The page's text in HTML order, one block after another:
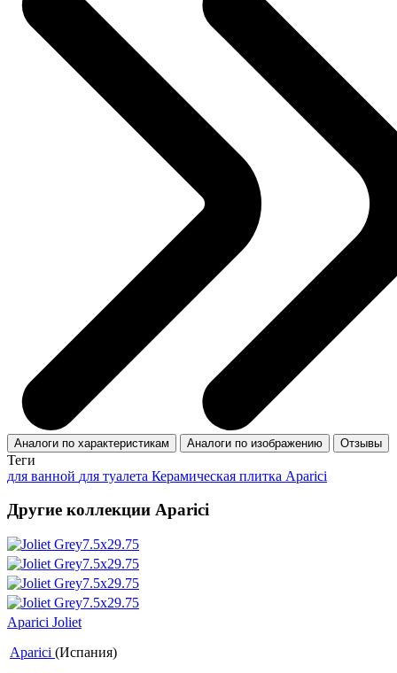
Аналоги по характеристикам Аналоги по изображению Отзывы
Теги
для ванной для туалета Керамическая плитка Aparici
Другие коллекции Aparici
Aparici Joliet
Aparici (Испания)